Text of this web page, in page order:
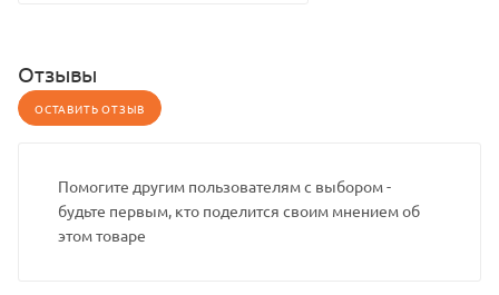
Отзывы
ОСТАВИТЬ ОТЗЫВ
Помогите другим пользователям с выбором -
будьте первым, кто поделится своим мнением об
этом товаре